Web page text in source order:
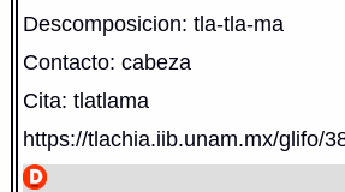
Descomposicion: tla-tla-ma
Contacto: cabeza
Cita: tlatlama
https://tlachia.iib.unam.mx/glifo/